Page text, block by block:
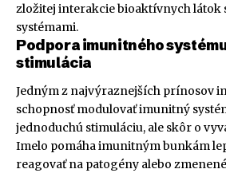
zložitej interakcie bioaktívnych látok
systémami.
Podpora imunitného
stimulácia
Jedným z najvýraznejších prínosov
schopnosť modulovať imunitný
jednoduchú stimuláciu, ale skôr o
Imelo pomáha imunitným bunkám
reagovať na patogény alebo